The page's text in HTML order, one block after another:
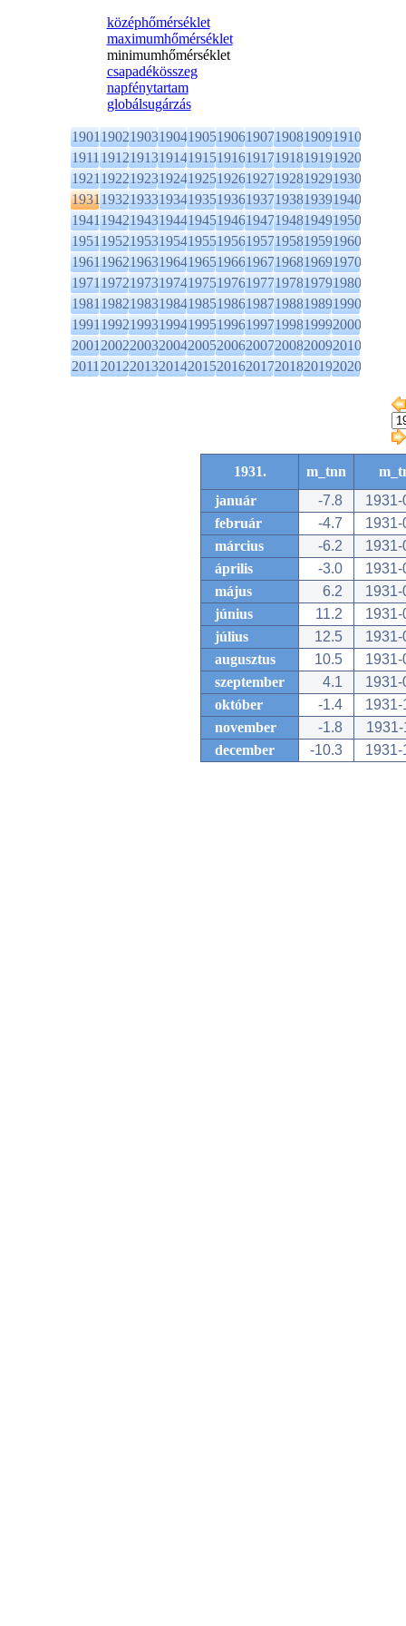
középhőmérséklet
maximumhőmérséklet
minimumhőmérséklet
csapadékösszeg
napfénytartam
globálsugárzás
1901190219031904190519061907190819091910
1911191219131914191519161917191819191920
1921192219231924192519261927192819291930
1931193219331934193519361937193819391940
1941194219431944194519461947194819491950
1951195219531954195519561957195819591960
1961196219631964196519661967196819691970
1971197219731974197519761977197819791980
1981198219831984198519861987198819891990
1991199219931994199519961997199819992000
2001200220032004200520062007200820092010
2011201220132014201520162017201820192020
1931. m_tnn
január
-7.8
1931-
február
-4.7
1931-
március
-6.2
1931-
április
-3.0
1931-
május
6.2
1931-
június
11.2
1931-
július
12.5
1931-
augusztus
10.5
1931-
szeptember
4.1
1931-
október
-1.4
1931-
november
-1.8
december
-10.3 1931-